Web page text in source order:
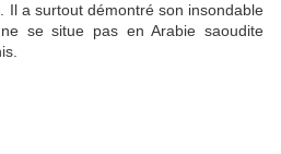
Il a surtout démontré son insondable
ne se situe pas en Arabie saoudite